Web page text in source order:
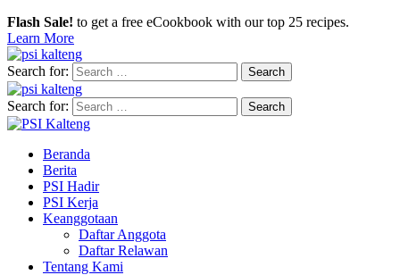
Flash Sale! to get a free eCookbook with our top 25 recipes.
Learn More
Search for:
Search for:
Beranda
Berita
PSI Hadir
PSI Kerja
Keanggotaan
Daftar Anggota
Daftar Relawan
Tentang Kami